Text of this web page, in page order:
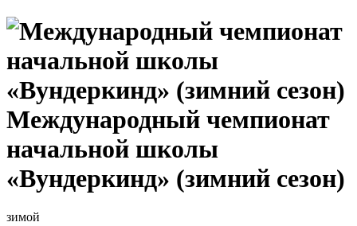
Международный чемпионат
начальной школы
«Вундеркинд» (зимний сезон)
зимой